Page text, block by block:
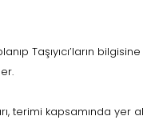
Taşıyıcı’ların
terimi kapsamında yer